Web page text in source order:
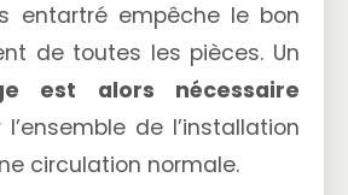
entartré empêche le bon
de toutes les pièces. Un
est alors nécessaire
de l’installation
circulation normale.